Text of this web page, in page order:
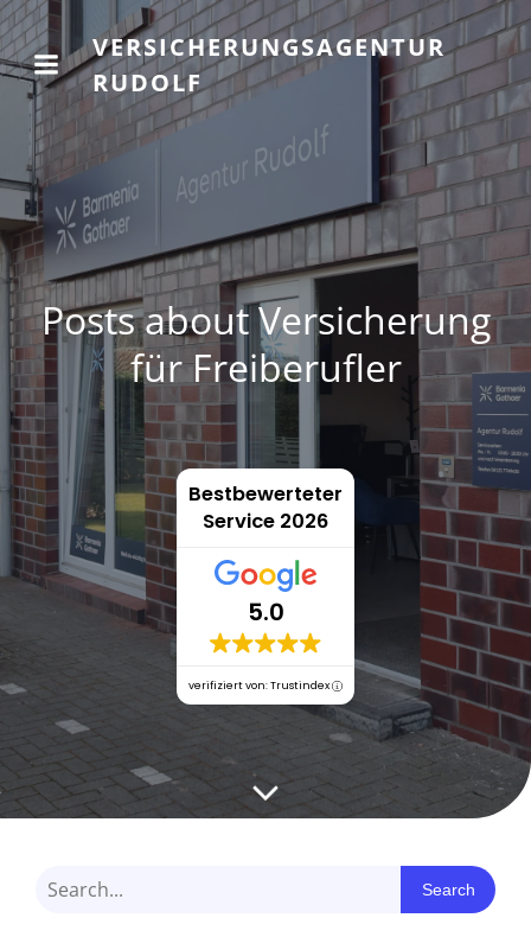
VERSICHERUNGSAGENTUR
RUDOLF
Posts about Versicherung
für Freiberufler
Bestbewerteter
Service 2026
5.0
verifiziert von: Trustindex
Search